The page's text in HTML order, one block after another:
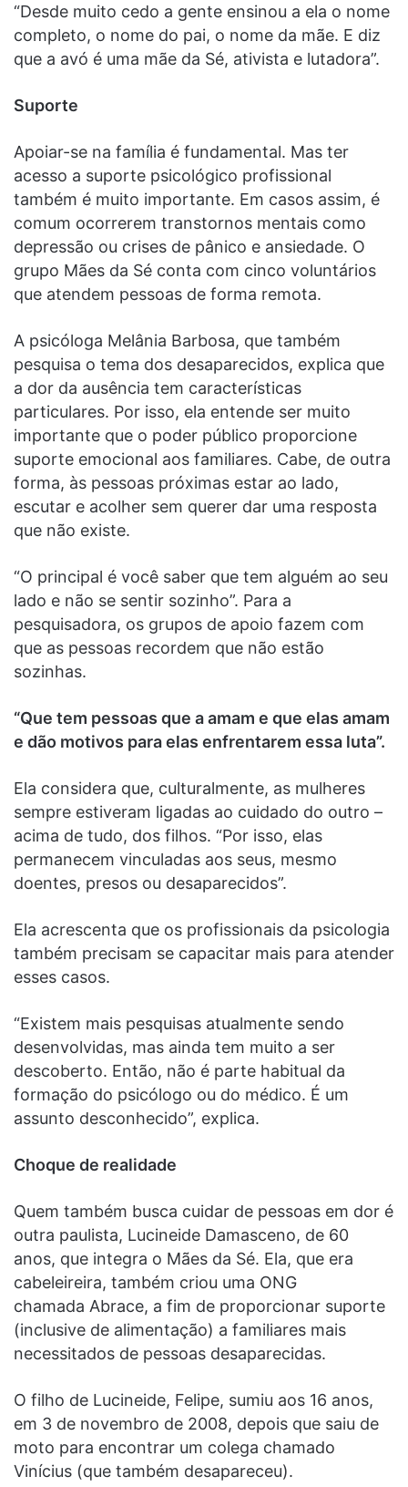
“Desde muito cedo a gente ensinou a ela o nome
completo, o nome do pai, o nome da mãe. E diz
que a avó é uma mãe da Sé, ativista e lutadora”.
Suporte
Apoiar-se na família é fundamental. Mas ter
acesso a suporte psicológico profissional
também é muito importante. Em casos assim, é
comum ocorrerem transtornos mentais como
depressão ou crises de pânico e ansiedade. O
grupo Mães da Sé conta com cinco voluntários
que atendem pessoas de forma remota.
A psicóloga Melânia Barbosa, que também
pesquisa o tema dos desaparecidos, explica que
a dor da ausência tem características
particulares. Por isso, ela entende ser muito
importante que o poder público proporcione
suporte emocional aos familiares. Cabe, de outra
forma, às pessoas próximas estar ao lado,
escutar e acolher sem querer dar uma resposta
que não existe.
“O principal é você saber que tem alguém ao seu
lado e não se sentir sozinho”. Para a
pesquisadora, os grupos de apoio fazem com
que as pessoas recordem que não estão
sozinhas.
“Que tem pessoas que a amam e que elas amam
e dão motivos para elas enfrentarem essa luta”.
Ela considera que, culturalmente, as mulheres
sempre estiveram ligadas ao cuidado do outro –
acima de tudo, dos filhos. “Por isso, elas
permanecem vinculadas aos seus, mesmo
doentes, presos ou desaparecidos”.
Ela acrescenta que os profissionais da psicologia
também precisam se capacitar mais para atender
esses casos.
“Existem mais pesquisas atualmente sendo
desenvolvidas, mas ainda tem muito a ser
descoberto. Então, não é parte habitual da
formação do psicólogo ou do médico. É um
assunto desconhecido”, explica.
Choque de realidade
Quem também busca cuidar de pessoas em dor é
outra paulista, Lucineide Damasceno, de 60
anos, que integra o Mães da Sé. Ela, que era
cabeleireira, também criou uma ONG
chamada Abrace, a fim de proporcionar suporte
(inclusive de alimentação) a familiares mais
necessitados de pessoas desaparecidas.
O filho de Lucineide, Felipe, sumiu aos 16 anos,
em 3 de novembro de 2008, depois que saiu de
moto para encontrar um colega chamado
Vinícius (que também desapareceu).